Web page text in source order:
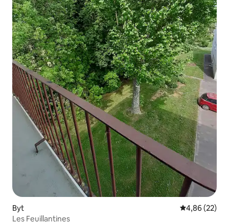
Byt Průměrné
4,86 (22)
Les Feuillantines